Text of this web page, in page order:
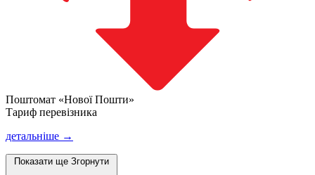
Поштомат «Нової Пошти»
Тариф перевізника
детальніше →
Показати ще Згорнути